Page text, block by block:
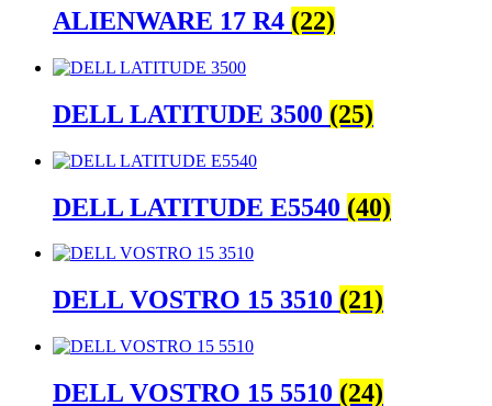
ALIENWARE 17 R4 (22)
DELL LATITUDE 3500 (25)
DELL LATITUDE E5540 (40)
DELL VOSTRO 15 3510 (21)
DELL VOSTRO 15 5510 (24)